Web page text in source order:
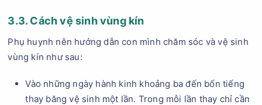
3.3. Cách vệ sinh vùng kín
Phụ huynh nên hướng dẫn con mình chăm sóc và vệ sinh
vùng kín như sau:
Vào những ngày hành kinh khoảng ba đến bốn tiếng
thay băng vệ sinh một lần. Trong mỗi lần thay chỉ cần